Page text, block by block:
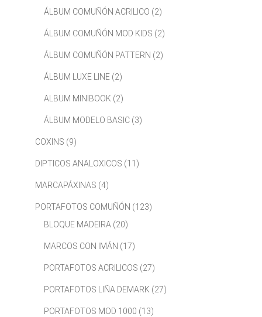
ÁLBUM COMUÑÓN ACRILICO (2)
ÁLBUM COMUÑÓN MOD KIDS (2)
ÁLBUM COMUÑÓN PATTERN (2)
ÁLBUM LUXE LINE (2)
ALBUM MINIBOOK (2)
ÁLBUM MODELO BASIC (3)
COXINS (9)
DIPTICOS ANALOXICOS (11)
MARCAPÁXINAS (4)
PORTAFOTOS COMUÑÓN (123)
BLOQUE MADEIRA (20)
MARCOS CON IMÁN (17)
PORTAFOTOS ACRILICOS (27)
PORTAFOTOS LIÑA DEMARK (27)
PORTAFOTOS MOD 1000 (13)